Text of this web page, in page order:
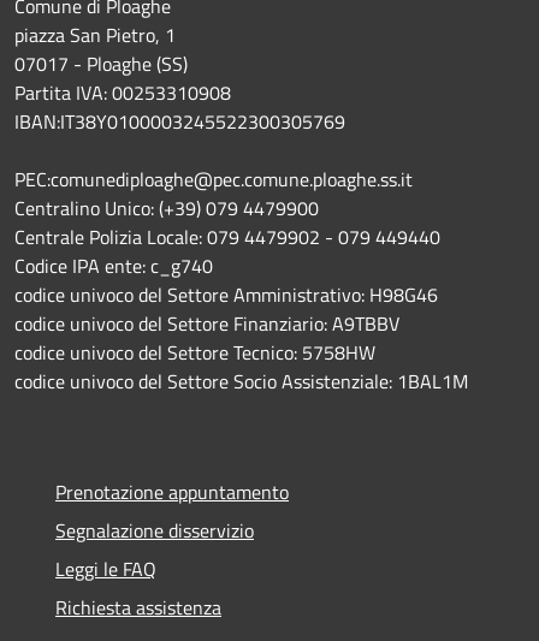
Comune di Ploaghe
piazza San Pietro, 1
07017 - Ploaghe (SS)
Partita IVA: 00253310908
IBAN:IT38Y0100003245522300305769
PEC:comunediploaghe@pec.comune.ploaghe.ss.it
Centralino Unico: (+39) 079 4479900
Centrale Polizia Locale: 079 4479902 - 079 449440
Codice IPA ente: c_g740
codice univoco del Settore Amministrativo: H98G46
codice univoco del Settore Finanziario: A9TBBV
codice univoco del Settore Tecnico: 5758HW
codice univoco del Settore Socio Assistenziale: 1BAL1M
Prenotazione appuntamento
Segnalazione disservizio
Leggi le FAQ
Richiesta assistenza